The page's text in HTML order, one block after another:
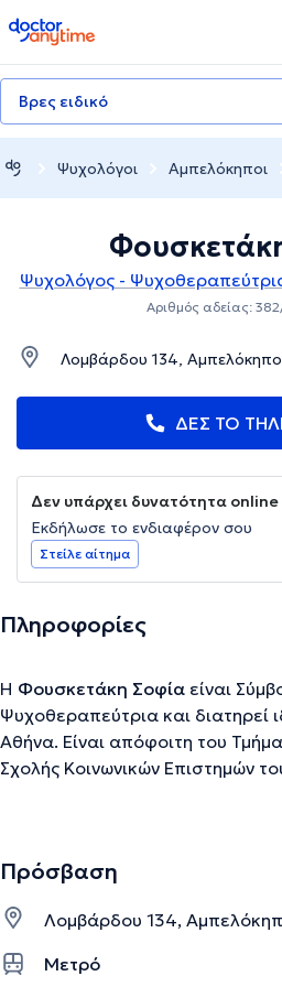
doctoranytime
Βρες ειδικό
Ψυχολόγοι Αμπελόκηποι
Ψυχολόγος -
Αριθμός αδείας:
Λομβάρδου 134,
ΔΕΣ ΤΟ
Δεν υπάρχει δυνατότητα
Εκδήλωσε το ενδιαφέρον σου
Στείλε αίτημα
Πληροφορίες
Η Φουσκετάκη Σοφία είναι
Ψυχοθεραπεύτρια και διατηρεί
Αθήνα. Είναι απόφοιτη του
Σχολής Κοινωνικών Επιστημών
Εταιρείας Ψυχαναλυτικής
Εφηβείας. Έχει παρακολουθήσει
Κύκλων με αντικείμενο την
από αναγνωρισμένους
Πρόσβαση
Λομβάρδου 134,
Μετρό